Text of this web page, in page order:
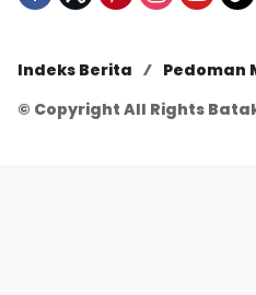
Indeks Berita
Pedoman
© Copyright All Rights